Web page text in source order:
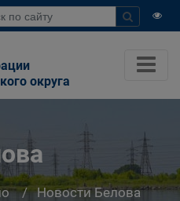
округа
Новости Белова